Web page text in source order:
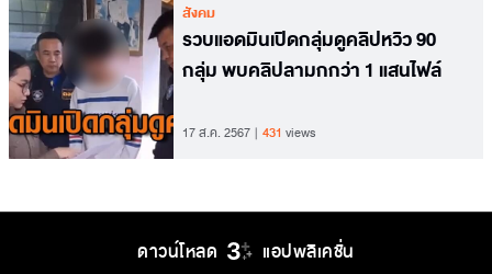
สังคม
รวบแอดมินเปิดกลุ่มดูคลิปหวิว 90
กลุ่ม พบคลิปลามกกว่า 1 แสนไฟล์
17 ส.ค. 2567 431 views
ดาวน์โหลด แอปพลิเคชั่น